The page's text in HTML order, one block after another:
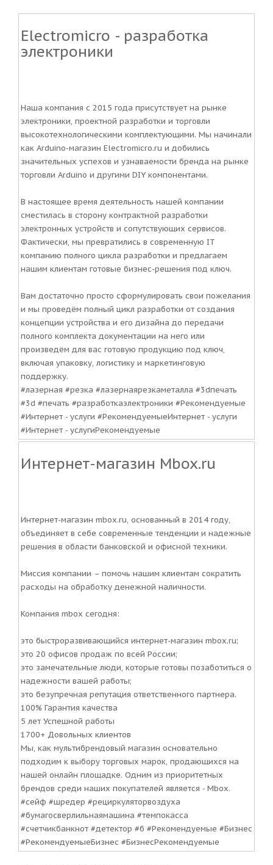
Electromicro - разработка
электроники
Наша компания с 2015 года присутствует на рынке
электроники, проектной разработки и торговли
высокотехнологическими комплектующими. Мы начинали
как Arduino-магазин Electromicro.ru и добились
значительных успехов и узнаваемости бренда на рынке
торговли Arduino и другими DIY компонентами.
В настоящее время деятельность нашей компании
сместилась в сторону контрактной разработки
электронных устройств и сопутствующих сервисов.
Фактически, мы превратились в современную IT
компанию полного цикла разработки и предлагаем
нашим клиентам готовые бизнес-решения под ключ.
Вам достаточно просто сформулировать свои пожелания
и мы проведём полный цикл разработки от создания
концепции устройства и его дизайна до передачи
полного комплекта документации на него или
произведём для вас готовую продукцию под ключ,
включая упаковку, логистику и маркетинговую
поддержку.
#лазерная #резка #лазернаярезкаметалла #3dпечать
#3d #печать #разработкаэлектроники #Рекомендуемые
#Интернет - услуги #РекомендуемыеИнтернет - услуги
#Интернет - услугиРекомендуемые
Интернет-магазин Mbox.ru
Интернет-магазин mbox.ru, основанный в 2014 году,
объединяет в себе современные тенденции и надежные
решения в области банковской и офисной техники.
Миссия компании – помочь нашим клиентам сократить
расходы на обработку денежной наличности.
Компания mbox сегодня:
это быстроразвивающийся интернет-магазин mbox.ru;
это 20 офисов продаж по всей России;
это замечательные люди, которые готовы позаботиться о
надежности вашей работы;
это безупречная репутация ответственного партнера.
100% Гарантия качества
5 лет Успешной работы
1700+ Довольных клиентов
Мы, как мультибрендовый магазин основательно
подходим к выбору торговых марок, продающихся на
нашей онлайн площадке. Одним из приоритетных
брендов среди наших покупателей является - Mbox.
#сейф #шредер #рециркуляторвоздуха
#бумагосверлильнаямашина #темпокасса
#счетчикбанкнот #детектор #б #Рекомендуемые #Бизнес
#РекомендуемыеБизнес #БизнесРекомендуемые